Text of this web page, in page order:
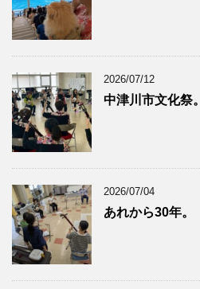
2026/07/12
中津川市文化祭。
2026/07/04
あれから30年。